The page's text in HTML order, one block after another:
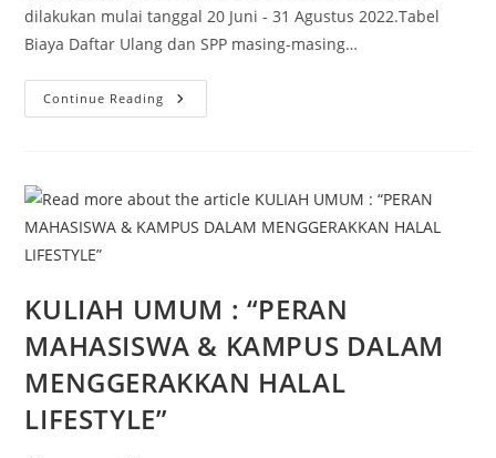
dilakukan mulai tanggal 20 Juni - 31 Agustus 2022.Tabel
Biaya Daftar Ulang dan SPP masing-masing…
Continue Reading PEMBAYARAN
DAFTAR
TAHUN
AKADEMIK
2022
–
MAHASISWA/WI
LAMA
KULIAH UMUM : “PERAN
MAHASISWA & KAMPUS DALAM
MENGGERAKKAN HALAL
LIFESTYLE”